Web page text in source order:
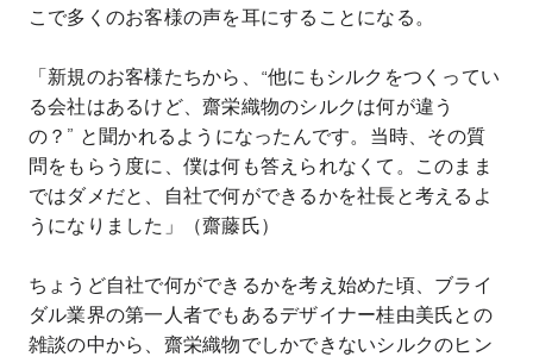
こで多くのお客様の声を耳にすることになる。
「新規のお客様たちから、“他にもシルクをつくってい
る会社はあるけど、齋栄織物のシルクは何が違う
の？” と聞かれるようになったんです。当時、その質
問をもらう度に、僕は何も答えられなくて。このまま
ではダメだと、自社で何ができるかを社長と考えるよ
うになりました」（齋藤氏）
ちょうど自社で何ができるかを考え始めた頃、ブライ
ダル業界の第一人者でもあるデザイナー桂由美氏との
雑談の中から、齋栄織物でしかできないシルクのヒン